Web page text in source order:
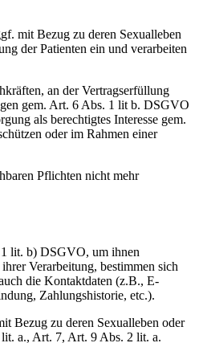
mit Bezug zu deren Sexualleben
der Patienten ein und verarbeiten
an der Vertragserfüllung
gem. Art. 6 Abs. 1 lit b. DSGVO
als berechtigtes Interesse gem.
oder im Rahmen einer
Pflichten nicht mehr
1 lit. b) DSGVO, um ihnen
Verarbeitung, bestimmen sich
die Kontaktdaten (z.B., E-
Zahlungshistorie, etc.).
Bezug zu deren Sexualleben oder
a., Art. 7, Art. 9 Abs. 2 lit. a.